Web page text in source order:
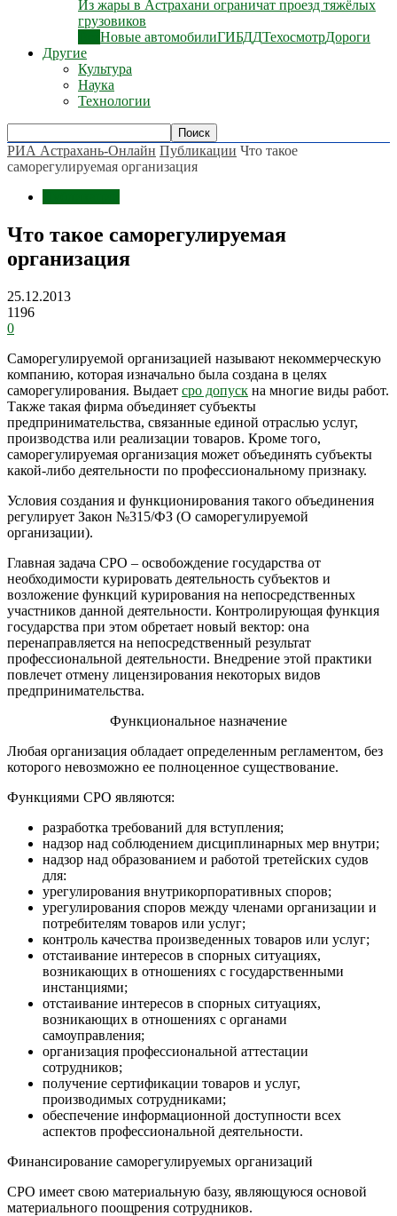
Из жары в Астрахани ограничат проезд тяжёлых
грузовиков
Новые автомобилиГИБДДТехосмотрДороги
Другие
Культура
Наука
Технологии
РИА Астрахань-Онлайн Публикации Что такое
саморегулируемая организация
Что такое саморегулируемая
организация
25.12.2013
1196
0
Саморегулируемой организацией называют некоммерческую
компанию, которая изначально была создана в целях
саморегулирования. Выдает сро допуск на многие виды работ.
Также такая фирма объединяет субъекты
предпринимательства, связанные единой отраслью услуг,
производства или реализации товаров. Кроме того,
саморегулируемая организация может объединять субъекты
какой-либо деятельности по профессиональному признаку.
Условия создания и функционирования такого объединения
регулирует Закон №315/ФЗ (О саморегулируемой
организации).
Главная задача СРО – освобождение государства от
необходимости курировать деятельность субъектов и
возложение функций курирования на непосредственных
участников данной деятельности. Контролирующая функция
государства при этом обретает новый вектор: она
перенаправляется на непосредственный результат
профессиональной деятельности. Внедрение этой практики
повлечет отмену лицензирования некоторых видов
предпринимательства.
Функциональное назначение
Любая организация обладает определенным регламентом, без
которого невозможно ее полноценное существование.
Функциями СРО являются:
разработка требований для вступления;
надзор над соблюдением дисциплинарных мер внутри;
надзор над образованием и работой третейских судов
для:
урегулирования внутрикорпоративных споров;
урегулирования споров между членами организации и
потребителям товаров или услуг;
контроль качества произведенных товаров или услуг;
отстаивание интересов в спорных ситуациях,
возникающих в отношениях с государственными
инстанциями;
отстаивание интересов в спорных ситуациях,
возникающих в отношениях с органами
самоуправления;
организация профессиональной аттестации
сотрудников;
получение сертификации товаров и услуг,
производимых сотрудниками;
обеспечение информационной доступности всех
аспектов профессиональной деятельности.
Финансирование саморегулируемых организаций
СРО имеет свою материальную базу, являющуюся основой
материального поощрения сотрудников.